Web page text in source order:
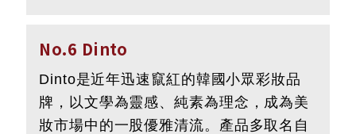
No.6 Dinto
Dinto是近年迅速竄紅的韓國小眾彩妝品
牌，以文學為靈感、純素為理念，成為美
妝市場中的一股優雅清流。產品多取名自